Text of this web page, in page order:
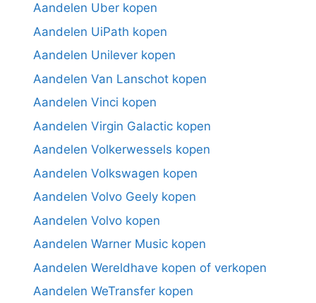
Aandelen Uber kopen
Aandelen UiPath kopen
Aandelen Unilever kopen
Aandelen Van Lanschot kopen
Aandelen Vinci kopen
Aandelen Virgin Galactic kopen
Aandelen Volkerwessels kopen
Aandelen Volkswagen kopen
Aandelen Volvo Geely kopen
Aandelen Volvo kopen
Aandelen Warner Music kopen
Aandelen Wereldhave kopen of verkopen
Aandelen WeTransfer kopen